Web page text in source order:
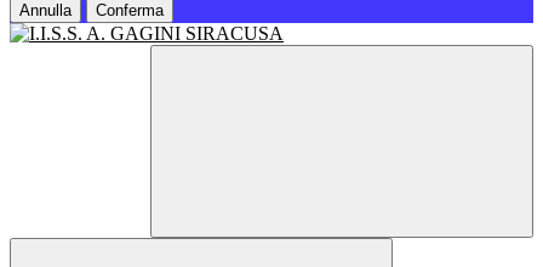
Annulla Conferma